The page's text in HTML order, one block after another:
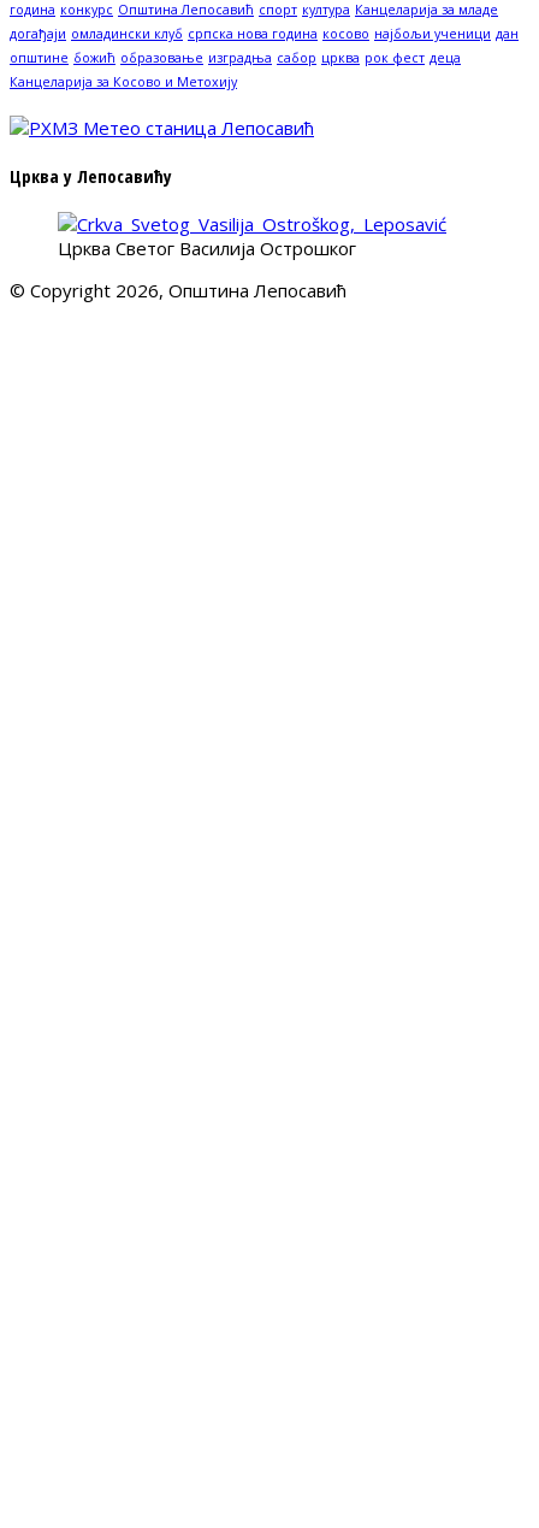
година конкурс Општина Лепосавић спорт култура Канцеларија за младе
догађаји омладински клуб српска нова година косово најбољи ученици дан
општине божић образовање изградња сабор црква рок фест деца
Канцеларија за Косово и Метохију
Црква у Лепосавићу
Црква Светог Василија Острошког
© Copyright 2026, Општина Лепосавић